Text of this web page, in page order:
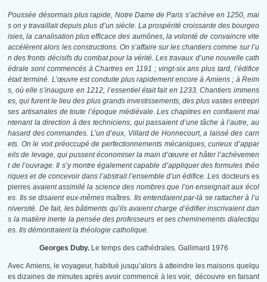
Poussée désormais plus rapide, Notre Dame de Paris s’achève en 1250, mai
s on y travaillait depuis plus d’un siècle. La prospérité croissante des bourgeo
isies, la canalisation plus efficace des aumônes, la volonté de convaincre vite
accélèrent alors les constructions. On s’affaire sur les chantiers comme sur l’u
n des fronts décisifs du combat pour la vérité. Les travaux d’une nouvelle cath
édrale sont commencés à Chartres en 1191 ; vingt-six ans plus tard, l’édifice
était terminé. L’œuvre est conduite plus rapidement encore à Amiens ; à Reim
s, où elle s’inaugure en 1212, l’essentiel était fait en 1233. Chantiers immens
es, qui furent le lieu des plus grands investissements, des plus vastes entrepri
ses artisanales de toute l’époque médiévale. Les chapitres en confiaient mai
ntenant la direction à des techniciens, qui passaient d’une tâche à l’autre, au
hasard des commandes. L’un d’eux, Villard de Honnecourt, a laissé des carn
ets. On le voit préoccupé de perfectionnements mécaniques, curieux d’appar
eils de levage, qui pussent économiser la main d’œuvre et hâter l’achèvemen
t de l’ouvrage. Il s’y montre également capable d’appliquer des formules théo
riques et de concevoir dans l’abstrait l’ensemble d’un édifice. Les docteurs es
pierres avaient assimilé la science des nombres que l’on enseignait aux écol
es. Ils se disaient eux-mêmesmaîtres. Ils entendaient par-là se rattacher à l’u
niversité. De fait, les bâtiments qu’ils avaient charge d’édifier inscrivaient dan
s la matière inerte la pensée des professeurs et ses cheminements dialectiqu
es. Ils démontraient la théologie catholique.
Georges Duby. Le temps des cathédrales. Gallimard 1976
Avec Amiens, le voyageur, habitué jusqu’alors à atteindre les maisons quelqu
es dizaines de minutes après avoir commencé à les voir, découvre en faisant